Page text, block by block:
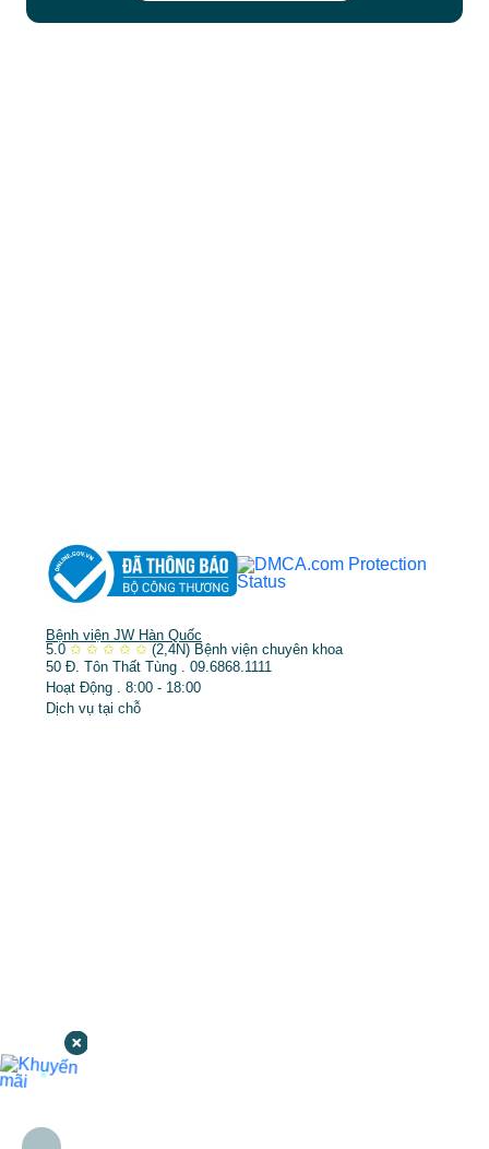
Bệnh viện JW Hàn Quốc
5.0 ✩ ✩ ✩ ✩ ✩ (2,4N) Bệnh viện chuyên khoa
50 Đ. Tôn Thất Tùng . 09.6868.1111
Hoạt Động . 8:00 - 18:00
Dịch vụ tại chỗ